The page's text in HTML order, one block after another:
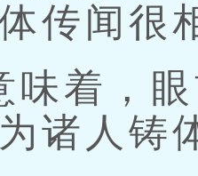
传闻很
着，眼
诸人铸